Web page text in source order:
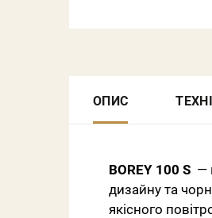
ОПИС
BOREY 100 S —
дизайну та
якісного